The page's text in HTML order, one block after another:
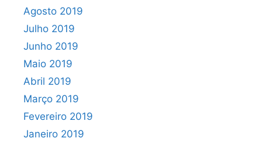
Agosto 2019
Julho 2019
Junho 2019
Maio 2019
Abril 2019
Março 2019
Fevereiro 2019
Janeiro 2019